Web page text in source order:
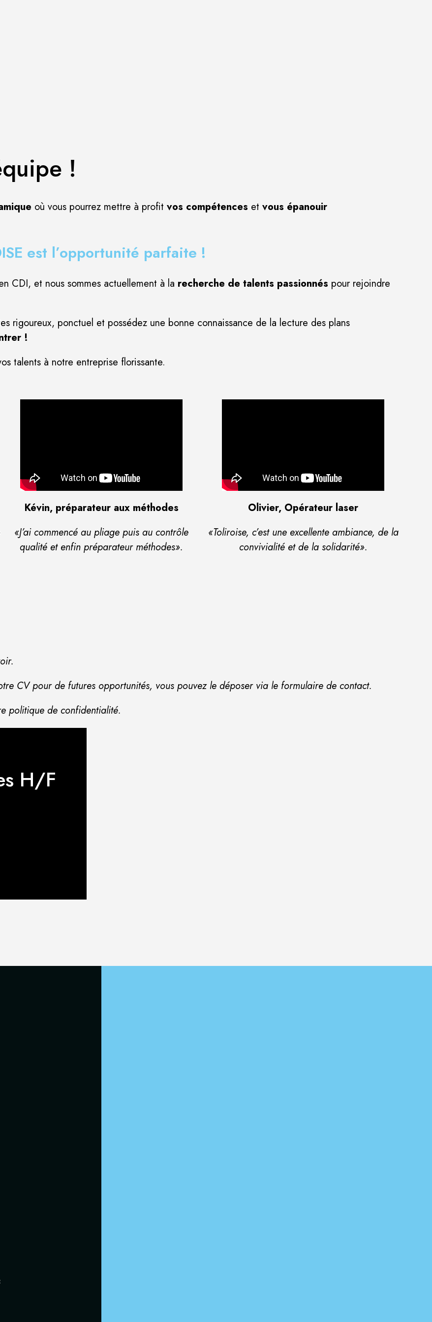
!
où vous pourrez mettre à profit vos compétences et vous épanouir
est l’opportunité parfaite !
CDI, et nous sommes actuellement à la recherche de talents passionnés pour rejoindre
rigoureux, ponctuel et possédez une bonne connaissance de la lecture des plans
!
talents à notre entreprise florissante.
Kévin, préparateur aux méthodes
«J’ai commencé au pliage puis au contrôle
qualité et enfin préparateur méthodes».
Olivier, Opérateur laser
«Toliroise, c’est une excellente ambiance, de la
convivialité et de la solidarité».
CV pour de futures opportunités, vous pouvez le déposer via le formulaire de contact.
politique de confidentialité.
H/F